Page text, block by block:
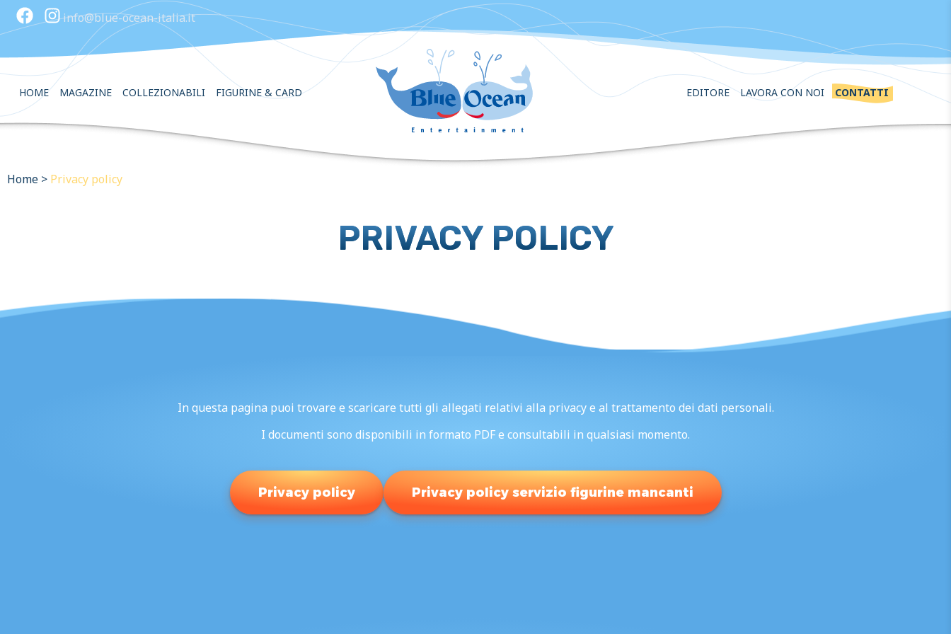
info@blue-ocean-italia.it
HOME MAGAZINE COLLEZIONABILI FIGURINE & CARD EDITORE LAVORA CON NOI CONTATTI
Home > Privacy policy
PRIVACY POLICY
In questa pagina puoi trovare e scaricare tutti gli allegati relativi alla privacy e al trattamento dei dati personali.
I documenti sono disponibili in formato PDF e consultabili in qualsiasi momento.
Privacy policy Privacy policy servizio figurine mancanti